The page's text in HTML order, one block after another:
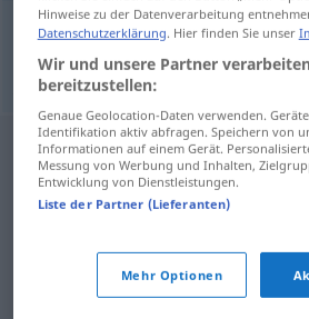
لوحةالباب
Hinweise zu der Datenverarbeitung
Datenschutzerklärung. Hier finden Sie unser
Wir und unsere Partner
bereitzustellen:
Genaue Geolocation-Daten verwenden.
Identifikation aktiv abfragen. Speichern von
Informationen auf einem Gerät.
Messung von Werbung und Inhalten,
Entwicklung von Dienstleistungen.
Liste der Partner (Lieferanten)
Mehr Optionen